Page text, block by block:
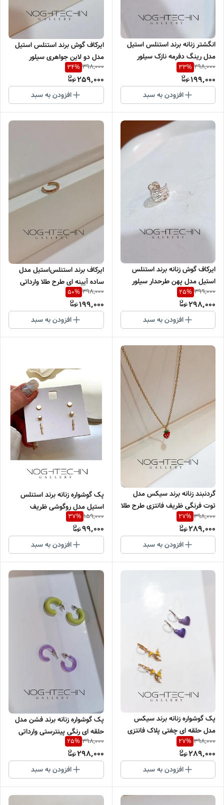
انگشتر زنانه برند استنلس استیل
مدل رینگ دفرمه نازک سیلور
وارداتی
298,000
33%
199,000
افزودن به سبد
ایرکاف گوش برند استنلس استیل
مدل دو لاین جواهری سیلور
وارداتی
398,000
34%
259,000
افزودن به سبد
ایرکاف گوش زنانه برند استنلس
استیل مدل پهن طرحدار سیلور
وارداتی
399,000
25%
298,000
افزودن به سبد
ایرکاف برند استنلس‌استیل مدل
ساده آیینه ای طرح طلا وارداتی
398,000
50%
199,000
افزودن به سبد
گردنبند زنانه برند سیکس مدل
توت فرنگی ظریف فانتزی طرح طلا
وارداتی
398,000
27%
289,000
افزودن به سبد
پک گوشواره زنانه برند استنلس
استیل مدل روگوشی ظریف
وکوچک طرح طلا وارداتی
159,000
37%
99,000
افزودن به سبد
پک گوشواره زنانه برند سیکس
مدل حلقه ای چِفتی پلاک فانتزی
آویزی وارداتی
398,000
27%
289,000
افزودن به سبد
پک گوشواره زنانه برند فشن مدل
حلقه ای رنگی پینترستی وارداتی
398,000
25%
298,000
افزودن به سبد